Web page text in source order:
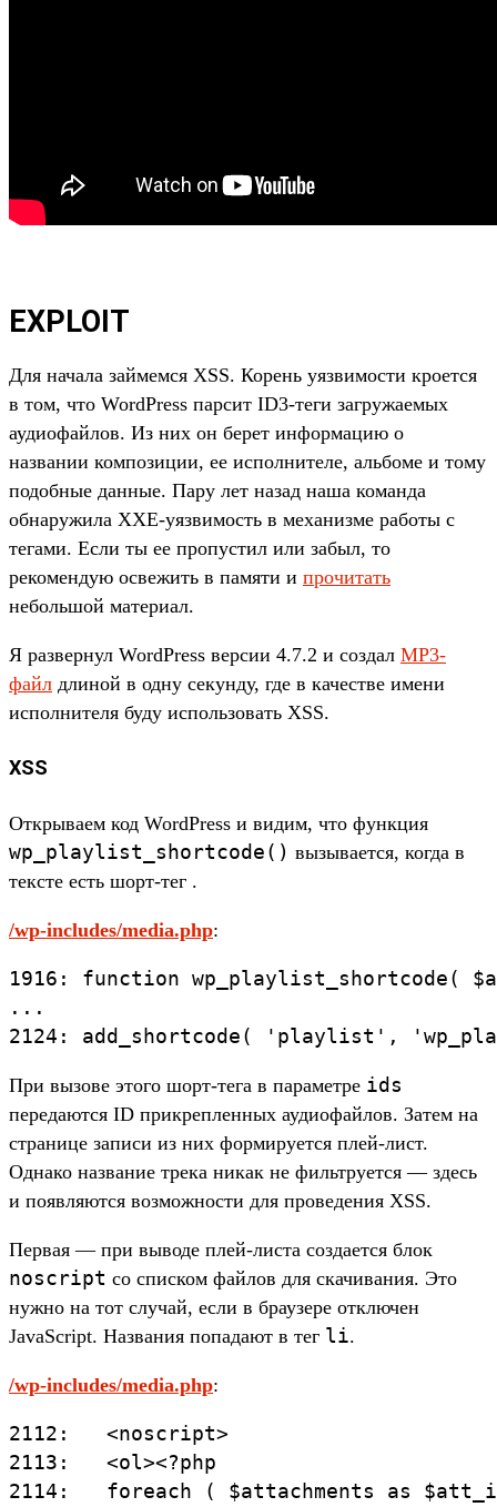
EXPLOIT
Для начала займемся XSS. Корень уязвимости кроется
в том, что WordPress парсит ID3-теги загружаемых
аудиофайлов. Из них он берет информацию о
названии композиции, ее исполнителе, альбоме и тому
подобные данные. Пару лет назад наша команда
обнаружила XXE-уязвимость в механизме работы с
тегами. Если ты ее пропустил или забыл, то
рекомендую освежить в памяти и прочитать
небольшой материал.
Я развернул WordPress версии 4.7.2 и создал MP3-
файл длиной в одну секунду, где в качестве имени
исполнителя буду использовать XSS.
XSS
Открываем код WordPress и видим, что функция
wp_playlist_shortcode() вызывается, когда в
тексте есть шорт-тег .
/wp-includes/media.php:
1916: function wp_playlist_shortcode(
...
2124: add_shortcode( 'playlist',
При вызове этого шорт-тега в параметре ids
передаются ID прикрепленных аудиофайлов. Затем на
странице записи из них формируется плей-лист.
Однако название трека никак не фильтруется — здесь
и появляются возможности для проведения XSS.
Первая — при выводе плей-листа создается блок
noscript со списком файлов для скачивания. Это
нужно на тот случай, если в браузере отключен
JavaScript. Названия попадают в тег li.
/wp-includes/media.php:
2112:   <noscript>
2113:   <ol><?php
2114:   foreach ( $attachments as